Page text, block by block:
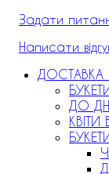
Задати
Написати
ДОСТАВКА
ДО